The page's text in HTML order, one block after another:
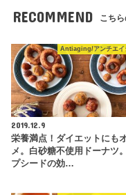
RECOMMEND こちら
Antiaging/アンチエイ
2019.12.9
栄養満点！ダイエットにも
メ。白砂糖不使用ドーナツ
プシードの効…